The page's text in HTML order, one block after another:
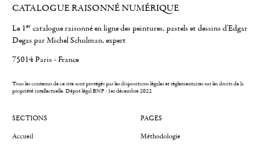
CATALOGUE RAISONNÉ NUMÉRIQUE
Le 1er catalogue raisonné en ligne des peintures, pastels et dessins d'Edgar
Degas par Michel Schulman, expert
75014 Paris - France
Tous les contenus de ce site sont protégés par les dispositions légales et réglementaires sur les droits de la
propriété intellectuelle.Dépot légal BNF : 1er décembre 2022
SECTIONS
Accueil
PAGES
Méthodologie